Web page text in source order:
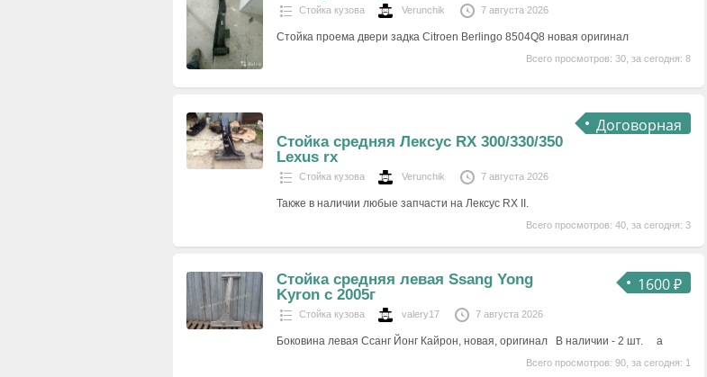
Стойка кузова Verunchik 7 августа 2026
Стойка проема двери задка Citroen Berlingo 8504Q8 новая оригинал
Всего просмотров: 30, за сегодня: 8
Договорная
Стойка средняя Лексус RX 300/330/350
Lexus rx
Стойка кузова Verunchik 7 августа 2026
Также в наличии любые запчасти на Лексус RX II.
Всего просмотров: 40, за сегодня: 3
1600 ₽
Стойка средняя левая Ssang Yong
Kyron с 2005г
Стойка кузова valery17 7 августа 2026
Боковина левая Ссанг Йонг Кайрон, новая, оригинал В наличии - 2 шт. а
Всего просмотров: 90, за сегодня: 1